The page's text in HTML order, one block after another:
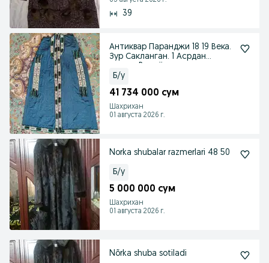
39
Антиквар Паранджи 18 19 Века.
Зур Сакланган. 1 Асрдан
Б/у
41 734 000 сум
Шахрихан
01 августа 2026 г.
Norka shubalar razmerlari 48 50
Б/у
5 000 000 сум
Шахрихан
01 августа 2026 г.
Nõrka shuba sotiladi